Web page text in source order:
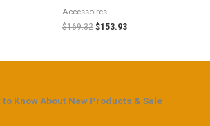
Accessoires
$169.32 $153.93
Know About New Products & Sale